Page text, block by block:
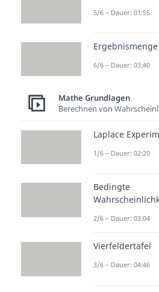
Teile beide
durch 5 und
deiner Lösung:
Mit dem
kannst du im
Gauß-
beiden
3. Schritt:
5/6 – Dauer: 01:55
Ergebnismenge
6/6 – Dauer: 03:40
Mathe Grundlagen
Berechnen von
Laplace
1/6 – Dauer: 02:20
Bedingte
2/6 – Dauer: 03:04
Vierfeldertafel
3/6 – Dauer: 04:46